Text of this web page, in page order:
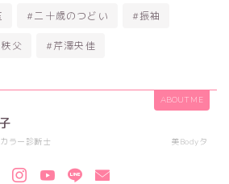
#二十歳のつどい #振袖
父 #芹澤央佳
ABOUT ME
ナルカラー診断士 美Bodyタ